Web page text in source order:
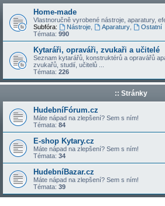
Home-made
Vlastnoručně vyrobené nástroje, aparatury,
Subfóra:
Nástroje, Aparatury,
Ostatní
Témata: 990
Kytaráři, opraváři, zvukaři a učitelé
Seznam kytarářů, konstruktérů a opravářů
zvukařů, studií, učitelů ...
Témata: 226
:: Stránky
HudebníFórum.cz
Máte nápad na zlepšení? Sem s ním!
Témata: 84
E-shop Kytary.cz
Máte nápad na zlepšení? Sem s ním!
Témata: 34
HudebníBazar.cz
Máte nápad na zlepšení? Sem s ním!
Témata: 39